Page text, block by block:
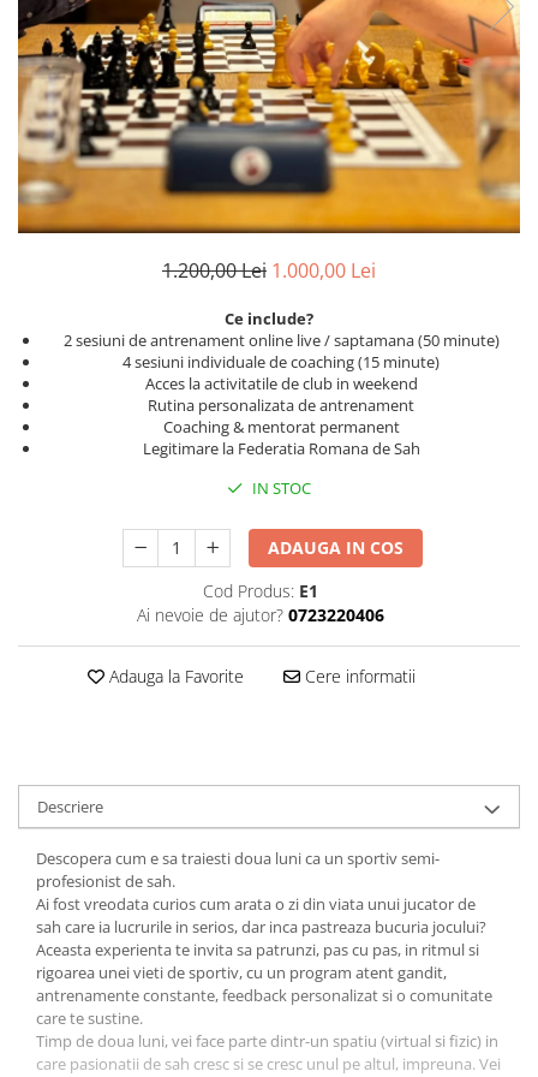
DGT
Finaluri
Instruire Generala
Instruire Generala
Lemn De Boxwood
Lemn De Carpen (hornbeam)
Lemn De Sheesham
Piese De Sah Tematice Din Plastic
Piese Din Lemn
Piese Din Plastic
Piese rezerva
Piese sah electronice
Piese Sah Tematice
Piese Sah Tematice Din Metal
Sah Magnetic India
Set Sah + Table/backgammon
Seturi Sah Tematice
Step 1
Step 1
Step 2
Step 3
Step 4
Step 5
Step 6
1.200,00 Lei 1.000,00 Lei
Ce include?
2 sesiuni de antrenament online live / saptamana (50 minute)
4 sesiuni individuale de coaching (15 minute)
Acces la activitatile de club in weekend
Rutina personalizata de antrenament
Coaching & mentorat permanent
Legitimare la Federatia Romana de Sah
IN STOC
ADAUGA IN COS
Cod Produs: E1
Ai nevoie de ajutor? 0723220406
Adauga la Favorite Cere informatii
Descriere
Descopera cum e sa traiesti doua luni ca un sportiv semi-
profesionist de sah.
Ai fost vreodata curios cum arata o zi din viata unui jucator de
sah care ia lucrurile in serios, dar inca pastreaza bucuria jocului?
Aceasta experienta te invita sa patrunzi, pas cu pas, in ritmul si
rigoarea unei vieti de sportiv, cu un program atent gandit,
antrenamente constante, feedback personalizat si o comunitate
care te sustine.
Timp de doua luni, vei face parte dintr-un spatiu (virtual si fizic) in
care pasionatii de sah cresc si se cresc unul pe altul, impreuna. Vei